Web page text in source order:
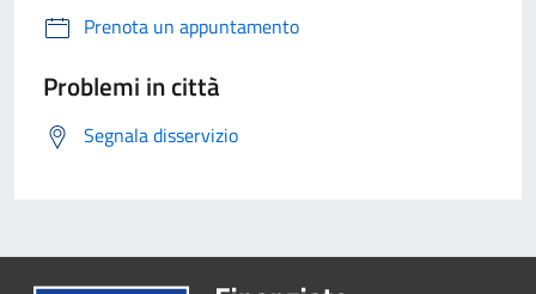
Prenota un appuntamento
Problemi in città
Segnala disservizio